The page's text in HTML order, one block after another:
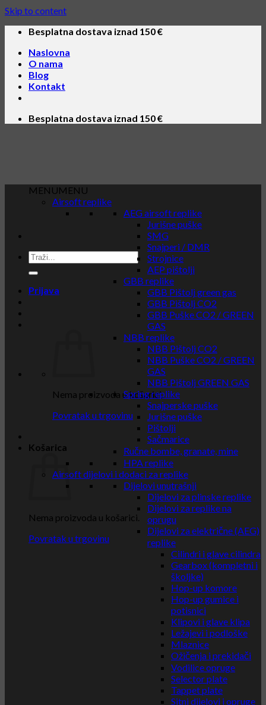
Skip to content
Besplatna dostava iznad 150 €
Naslovna
O nama
Blog
Kontakt
Besplatna dostava iznad 150 €
Prijava
Nema proizvoda u košarici.
Povratak u trgovinu
Košarica
Nema proizvoda u košarici.
Povratak u trgovinu
MENUMENU
Airsoft replike
AEG airsoft replike
Jurišne puške
SMG
Snajperi / DMR
Strojnice
AEP pištolji
GBB replike
GBB Pištolj green gas
GBB Pištolj CO2
GBB Puške CO2 / GREEN
GAS
NBB replike
NBB Pištolj CO2
NBB Puške CO2 / GREEN
GAS
NBB Pištolj GREEN GAS
Spring replike
Snajperske puške
Jurišne puške
Pištolji
Sačmarice
Ručne bombe, granate, mine
HPA replike
Airsoft dijelovi i dodaci za replike
Dijelovi unutrašnji
Dijelovi za plinske replike
Dijelovi za replike na
oprugu
Dijelovi za električne (AEG)
replike
Cilindri i glave cilindra
Gearbox (kompletni i
školjke)
Hop-up komore
Hop-up gumice i
potisnici
Klipovi i glave klipa
Ležajevi i podloške
Mlaznice
Ožičenja i prekidači
Vodilice opruge
Selector plate
Tappet plate
Sitni dijelovi i opruge